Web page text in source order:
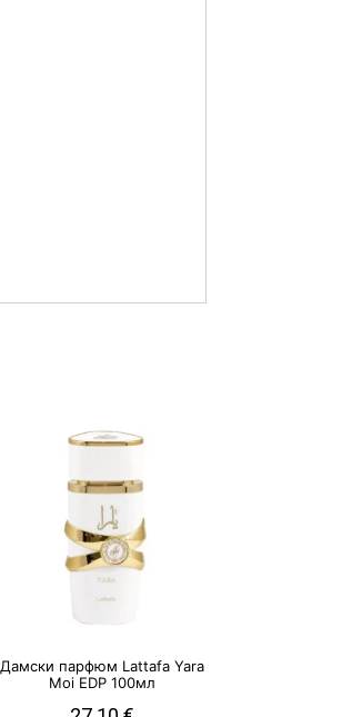
Дамски парфюм Lattafa Yara
Moi EDP 100мл